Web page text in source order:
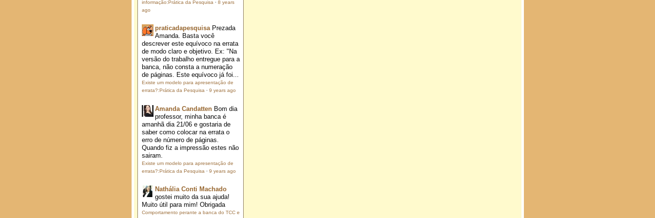
informação:Prática da Pesquisa · 8 years
ago
praticadapesquisa Prezada
Amanda. Basta você
descrever este equívoco na errata
de modo claro e objetivo. Ex: "Na
versão do trabalho entregue para a
banca, não consta a numeração
de páginas. Este equívoco já foi...
Existe um modelo para apresentação de
errata?:Prática da Pesquisa · 9 years ago
Amanda Candatten Bom dia
professor, minha banca é
amanhã dia 21/06 e gostaria de
saber como colocar na errata o
erro de número de páginas.
Quando fiz a impressão estes não
sairam.
Existe um modelo para apresentação de
errata?:Prática da Pesquisa · 9 years ago
Nathália Conti Machado
gostei muito da sua ajuda!
Muito útil para mim! Obrigada
Comportamento perante a banca do TCC e